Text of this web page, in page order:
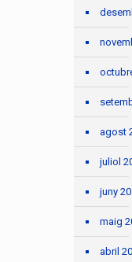
agost
juliol
juny
maig
abril